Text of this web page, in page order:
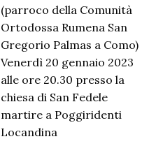
(parroco della Comunità
Ortodossa Rumena San
Gregorio Palmas a Como)
Venerdì 20 gennaio 2023
alle ore 20.30 presso la
chiesa di San Fedele
martire a Poggiridenti
Locandina